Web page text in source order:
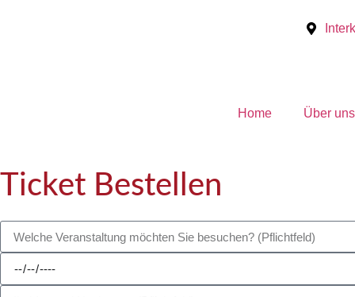
Home Über uns
Ticket Bestellen